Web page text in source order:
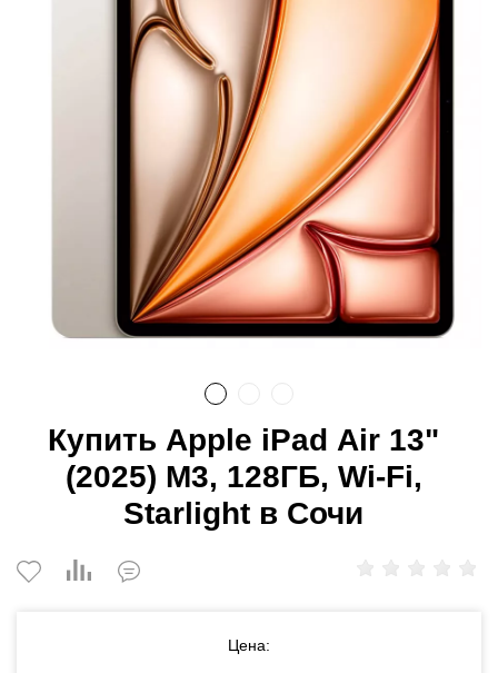
Купить Apple iPad Air 13"
(2025) M3, 128ГБ, Wi-Fi,
Starlight в Сочи
Цена: